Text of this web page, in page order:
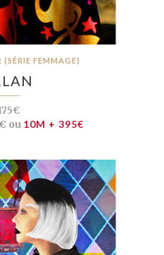
(SÉRIE FEMMAGE)
ou 10M + 395€